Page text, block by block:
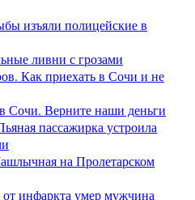
изъяли полицейские в
ливни с грозами
Как приехать в Сочи и не
Сочи. Верните наши деньги
пассажирка устроила
на Пролетарском
инфаркта умер мужчина